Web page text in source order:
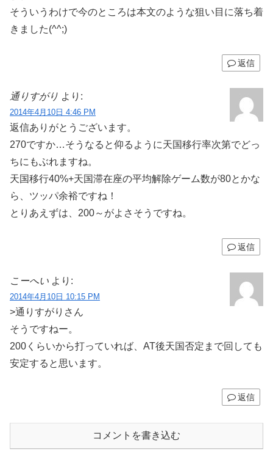
そういうわけで今のところは本文のような狙い目に落ち着
きました(^^;)
返信
通りすがり より:
2014年4月10日 4:46 PM
返信ありがとうございます。
270ですか…そうなると仰るように天国移行率次第でどっ
ちにもぶれますね。
天国移行40%+天国滞在座の平均解除ゲーム数が80とかな
ら、ツッパ余裕ですね！
とりあえずは、200～がよさそうですね。
返信
こーへい より:
2014年4月10日 10:15 PM
>通りすがりさん
そうですねー。
200くらいから打っていれば、AT後天国否定まで回しても
安定すると思います。
返信
コメントを書き込む